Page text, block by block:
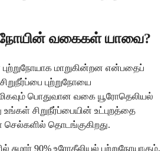
வகைகள் யாவை?
மாறுகின்றன என்பதைப்
புற்றுநோயை
பொதுவான வகை யூரோதெலியல்
சிறுநீர்ப்பையின் உட்புறத்தை
தொடங்குகிறது.
சுமார் 90% உரோதீலியல் புற்றுநோயாகும்.